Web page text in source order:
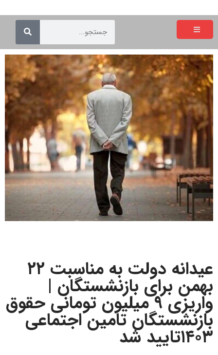
عیدانه دولت به مناسبت ۲۲
بهمن برای بازنشستگان |
واریزی ۹ میلیون تومانی حقوق
بازنشستگان تامین اجتماعی
۱۴۰۳تایید شد